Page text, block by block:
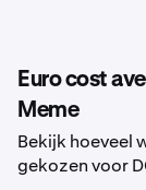
Euro cost
Meme
Bekijk hoeveel
gekozen voor